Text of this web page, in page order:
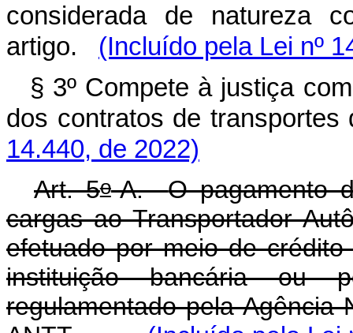
considerada de natureza
artigo. (Incluído pela Lei nº
§ 3º Compete à justiça
dos contratos de
14.440, de 2022)
Art. 5o-A.O pagamento
cargas ao Transportador
efetuado por meio de
instituição bancária ou
regulamentado pela Agência